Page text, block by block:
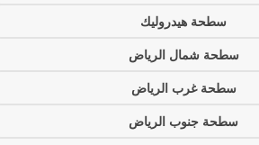
سطحة هيدروليك
سطحة شمال الرياض
سطحة غرب الرياض
سطحة جنوب الرياض